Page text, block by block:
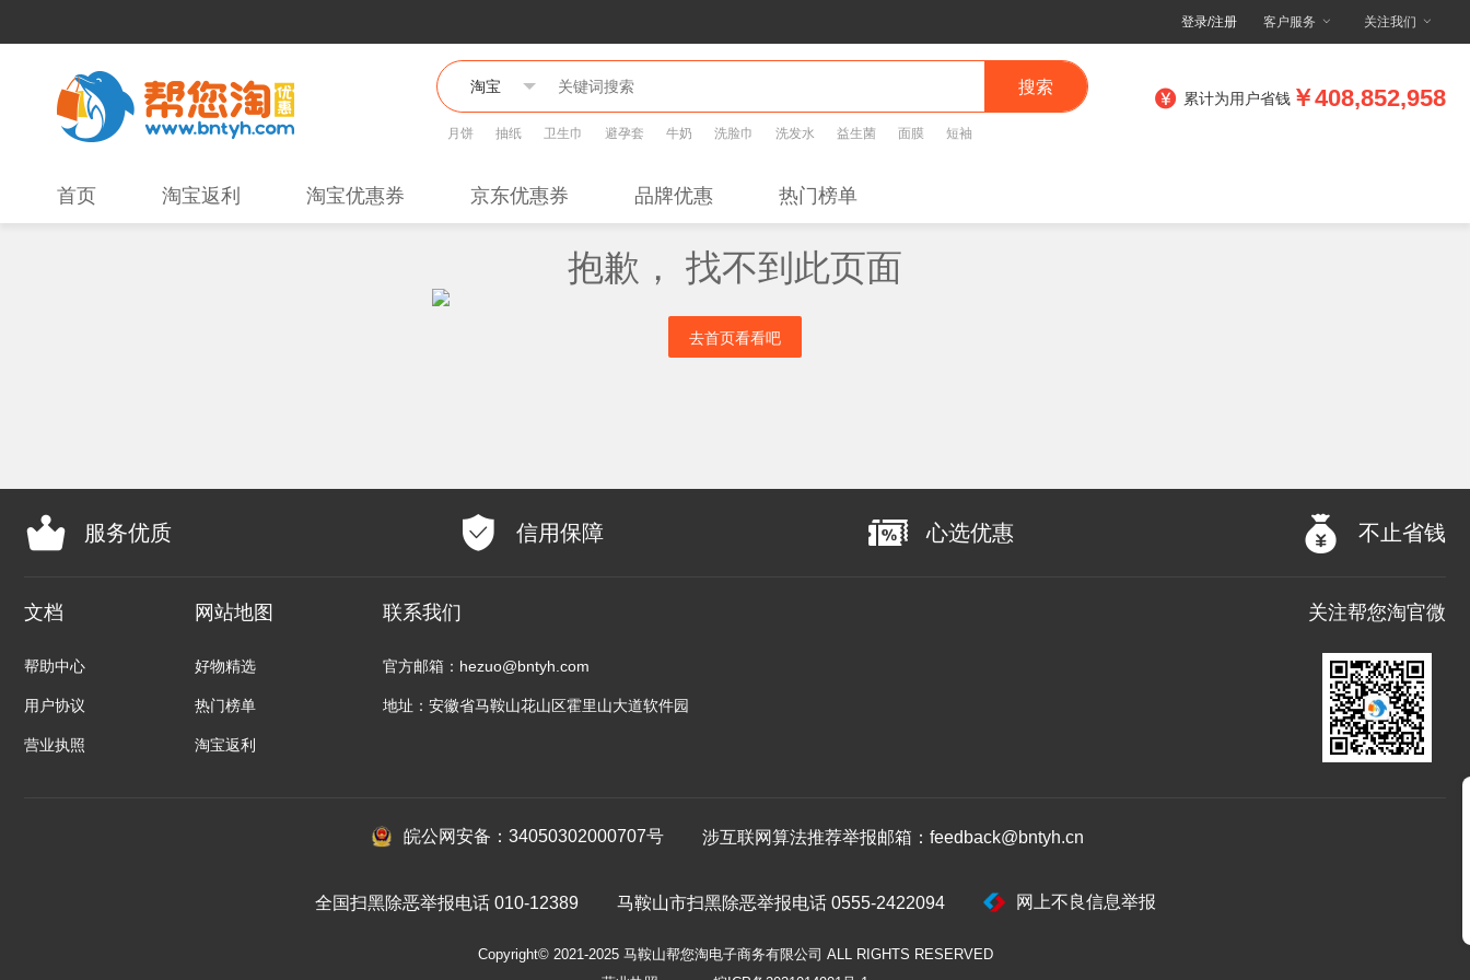
登录/注册 客户服务 关注我们
搜索
月饼 抽纸 卫生巾 避孕套 牛奶 洗脸巾 洗发水 益生菌 面膜 短袖
累计为用户省钱 ￥408,852,958
首页 淘宝返利 淘宝优惠券 京东优惠券 品牌优惠 热门榜单
抱歉， 找不到此页面
去首页看看吧
服务优质 信用保障 心选优惠 不止省钱
文档
帮助中心
用户协议
营业执照
网站地图
好物精选
热门榜单
淘宝返利
联系我们
官方邮箱：hezuo@bntyh.com
地址：安徽省马鞍山花山区霍里山大道软件园
关注帮您淘官微
皖公网安备：34050302000707号 涉互联网算法推荐举报邮箱：feedback@bntyh.cn
全国扫黑除恶举报电话 010-12389 马鞍山市扫黑除恶举报电话 0555-2422094 网上不良信息举报
Copyright© 2021-2025 马鞍山帮您淘电子商务有限公司 ALL RIGHTS RESERVED